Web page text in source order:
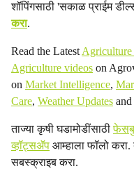
शॉपिंगसाठी 'सकाळ प्राईम
करा.
Read the Latest
Agriculture videos on
on Market Intelligence,
Care, Weather Updates and
ताज्या कृषी घडामोडींसाठी
व्हॉट्सॲप आम्हाला फॉलो
सबस्क्राइब करा.